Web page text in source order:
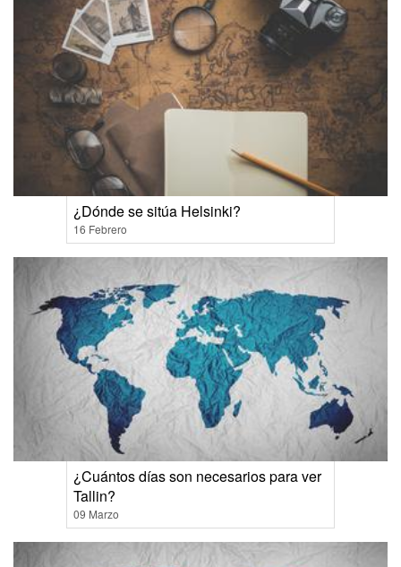
¿Dónde se sitúa Helsinki?
16 Febrero
¿Cuántos días son necesarios para ver
Tallin?
09 Marzo